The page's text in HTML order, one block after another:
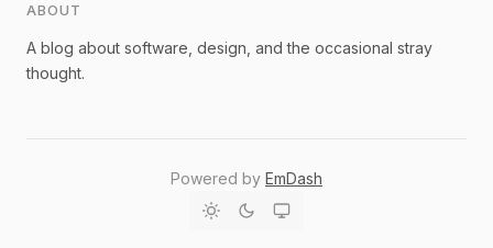
ABOUT
A blog about software, design, and the occasional stray
thought.
Powered by EmDash